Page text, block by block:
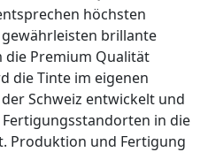
höchsten
brillante
die Premium Qualität
die Tinte im eigenen
Schweiz entwickelt und
in die
Produktion und Fertigung